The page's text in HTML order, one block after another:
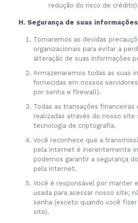
redução do risco de crédito).
H. Segurança de suas
Tomaremos as devidas
organizacionais para evitar a
alteração de suas informações
Armazenaremos todas as suas
fornecidas em nossos
por senha e firewall).
Todas as transações financeiras
realizadas através do nosso site
tecnologia de criptografia.
Você reconhece que a
pela internet é inerentemente
podemos garantir a segurança
pela internet.
Você é responsável por manter
usada para acessar nosso site;
senha (exceto quando você
site).